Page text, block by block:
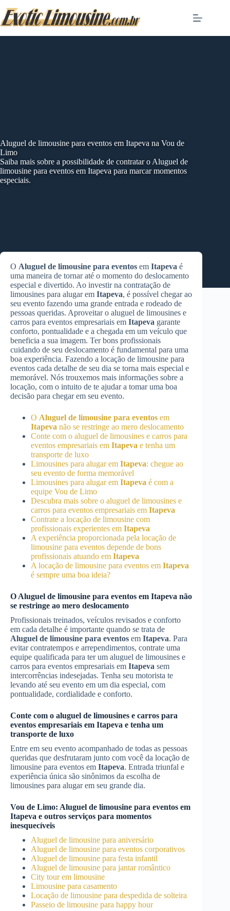
to
content
Aluguel de limousine para eventos em Itapeva na Vou de
Limo
Saiba mais sobre a possibilidade de contratar o Aluguel de
limousine para eventos em Itapeva para marcar momentos
especiais.
O Aluguel de limousine para eventos em Itapeva é
uma maneira de tornar até o momento do deslocamento
especial e divertido. Ao investir na contratação de
limousines para alugar em Itapeva, é possível chegar ao
seu evento fazendo uma grande entrada e rodeado de
pessoas queridas. Aproveitar o aluguel de limousines e
carros para eventos empresariais em Itapeva garante
conforto, pontualidade e a chegada em um veículo que
beneficia a sua imagem. Ter bons profissionais
cuidando de seu deslocamento é fundamental para uma
boa experiência. Fazendo a locação de limousine para
eventos cada detalhe de seu dia se torna mais especial e
memorável. Nós trouxemos mais informações sobre a
locação, com o intuito de te ajudar a tomar uma boa
decisão para chegar em seu evento.
O Aluguel de limousine para eventos em
Itapeva não se restringe ao mero deslocamento
Conte com o aluguel de limousines e carros para
eventos empresariais em Itapeva e tenha um
transporte de luxo
Limousines para alugar em Itapeva: chegue ao
seu evento de forma memorável
Limousines para alugar em Itapeva é com a
equipe Vou de Limo
Descubra mais sobre o aluguel de limousines e
carros para eventos empresariais em Itapeva
Contrate a locação de limousine com
profissionais experientes em Itapeva
A experiência proporcionada pela locação de
limousine para eventos depende de bons
profissionais atuando em Itapeva
A locação de limousine para eventos em Itapeva
é sempre uma boa ideia?
O Aluguel de limousine para eventos em Itapeva não
se restringe ao mero deslocamento
Profissionais treinados, veículos revisados e conforto
em cada detalhe é importante quando se trata de
Aluguel de limousine para eventos em Itapeva. Para
evitar contratempos e arrependimentos, contrate uma
equipe qualificada para ter um aluguel de limousines e
carros para eventos empresariais em Itapeva sem
intercorrências indesejadas. Tenha seu motorista te
levando até seu evento em um dia especial, com
pontualidade, cordialidade e conforto.
Conte com o aluguel de limousines e carros para
eventos empresariais em Itapeva e tenha um
transporte de luxo
Entre em seu evento acompanhado de todas as pessoas
queridas que desfrutaram junto com você da locação de
limousine para eventos em Itapeva. Entrada triunfal e
experiência única são sinônimos da escolha de
limousines para alugar em seu grande dia.
Vou de Limo: Aluguel de limousine para eventos em
Itapeva e outros serviços para momentos
inesquecíveis
Aluguel de limousine para aniversário
Aluguel de limousine para eventos corporativos
Aluguel de limousine para festa infantil
Aluguel de limousine para jantar romântico
City tour em limousine
Limousine para casamento
Locação de limousine para despedida de solteira
Passeio de limousine para happy hour